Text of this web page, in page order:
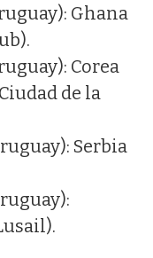
Ghana
Corea
de la
Serbia